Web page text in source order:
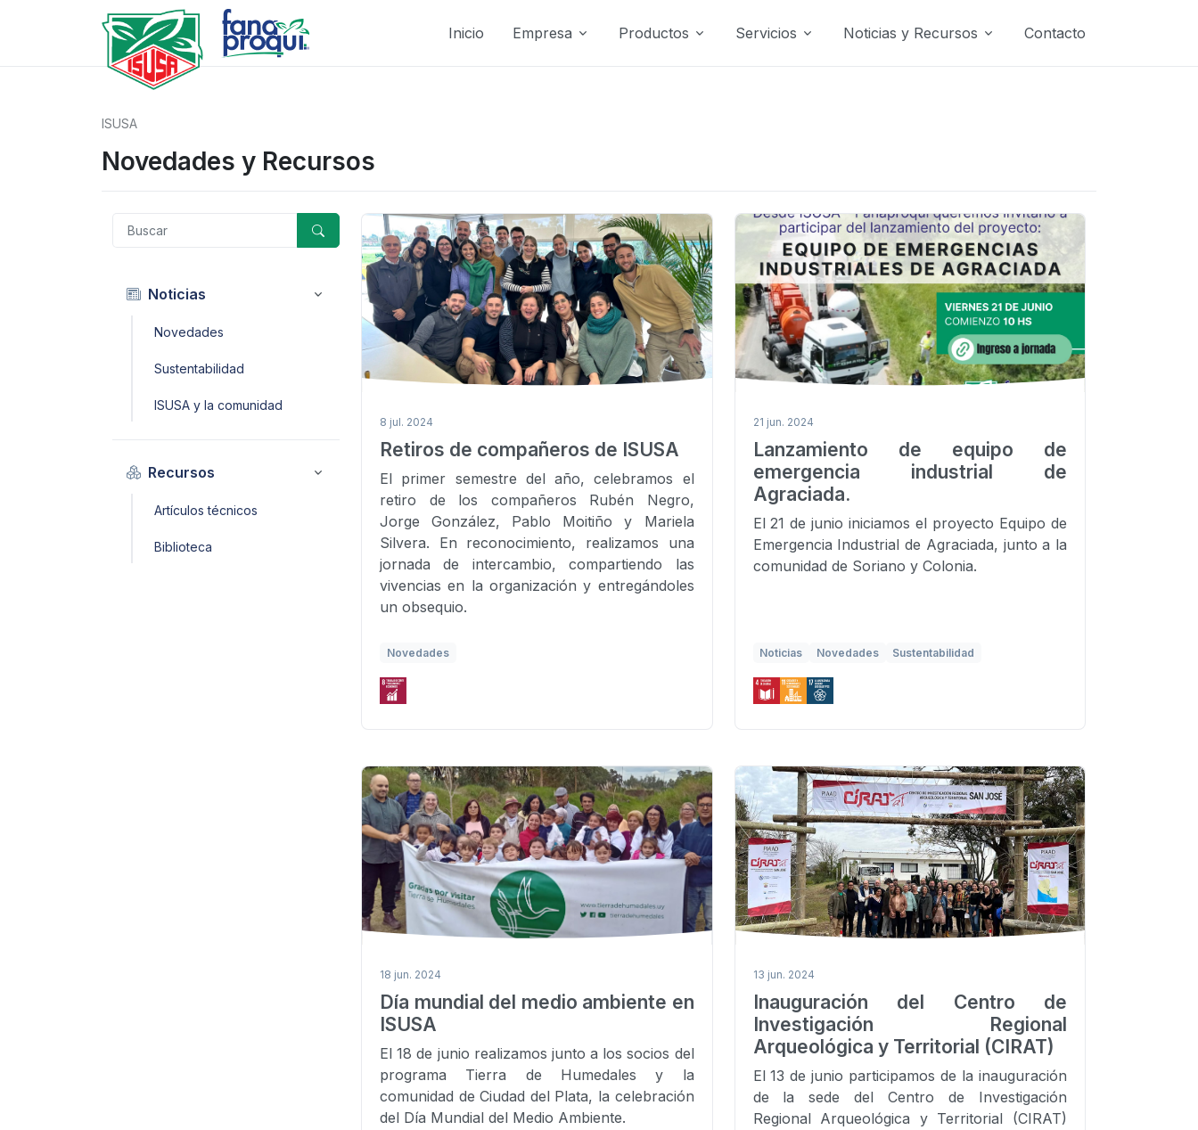
Inicio Empresa Productos Servicios Noticias y Recursos Contacto
ISUSA
Novedades y Recursos
Noticias
Novedades
Sustentabilidad
ISUSA y la comunidad
Recursos
Artículos técnicos
Biblioteca
8 jul. 2024
Retiros de compañeros de ISUSA
El primer semestre del año, celebramos el
retiro de los compañeros Rubén Negro,
Jorge González, Pablo Moitiño y Mariela
Silvera. En reconocimiento, realizamos una
jornada de intercambio, compartiendo las
vivencias en la organización y entregándoles
un obsequio.
Novedades
21 jun. 2024
Lanzamiento de equipo de
emergencia industrial de
Agraciada.
El 21 de junio iniciamos el proyecto Equipo de
Emergencia Industrial de Agraciada, junto a la
comunidad de Soriano y Colonia.
Noticias Novedades Sustentabilidad
18 jun. 2024
Día mundial del medio ambiente en
ISUSA
El 18 de junio realizamos junto a los socios del
programa Tierra de Humedales y la
comunidad de Ciudad del Plata, la celebración
del Día Mundial del Medio Ambiente.
13 jun. 2024
Inauguración del Centro de
Investigación Regional
Arqueológica y Territorial (CIRAT)
El 13 de junio participamos de la inauguración
de la sede del Centro de Investigación
Regional Arqueológica y Territorial (CIRAT)